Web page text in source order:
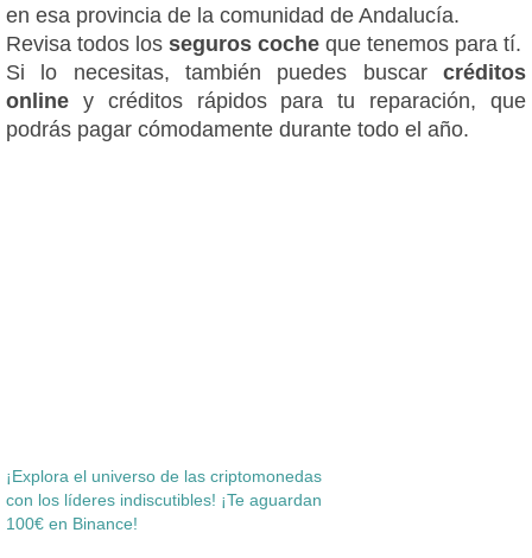
en esa provincia de la comunidad de Andalucía.
Revisa todos los seguros coche que tenemos para tí.
Si lo necesitas, también puedes buscar créditos
online y créditos rápidos para tu reparación, que
podrás pagar cómodamente durante todo el año.
¡Explora el universo de las criptomonedas
con los líderes indiscutibles! ¡Te aguardan
100€ en Binance!